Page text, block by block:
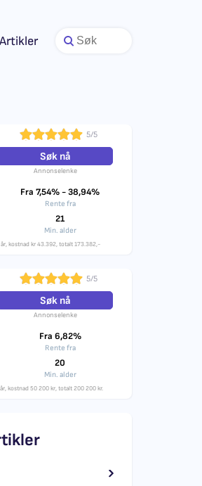
Artikler
5/5
Søk nå
Annonselenke
Fra 7,54% - 38,94%
Rente fra
21
Min. alder
kostnad kr 43.392, totalt 173.382,-
5/5
Søk nå
Annonselenke
Fra 6,82%
Rente fra
20
Min. alder
kostnad 50 200 kr, totalt 200 200 kr.